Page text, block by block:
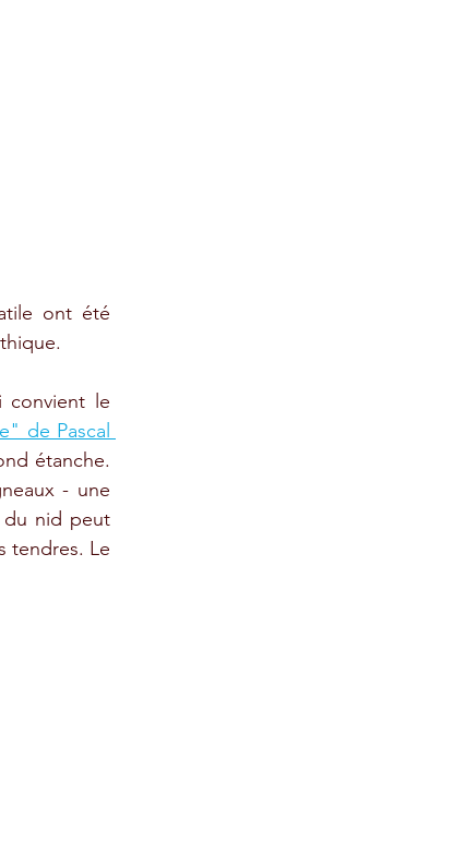
ont été
convient le
de Pascal
étanche.
- une
du nid peut
tendres. Le